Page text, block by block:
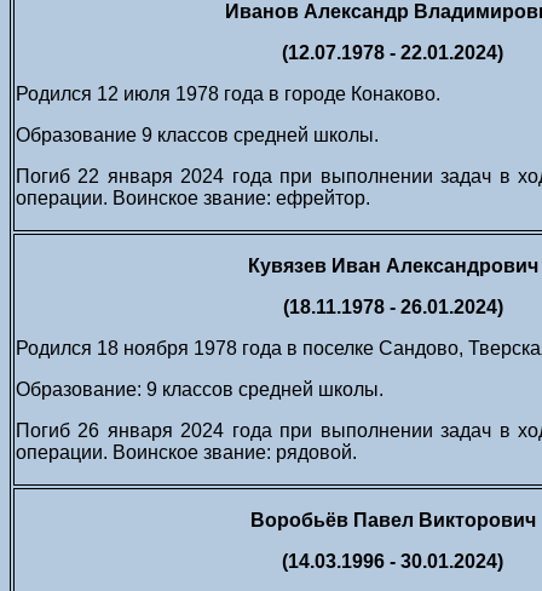
Иванов Александр
(12.07.1978 - 22.01.2024)
Родился 12 июля 1978 года в городе Конаково.
Образование 9 классов средней школы.
Погиб 22 января 2024 года при выполнении задач в
операции. Воинское звание: ефрейтор.
Кувязев Иван Александрович
(18.11.1978 - 26.01.2024)
Родился 18 ноября 1978 года в поселке Сандово,
Образование: 9 классов средней школы.
Погиб 26 января 2024 года при выполнении задач в
операции. Воинское звание: рядовой.
Воробьёв Павел Викторович
(14.03.1996 - 30.01.2024)